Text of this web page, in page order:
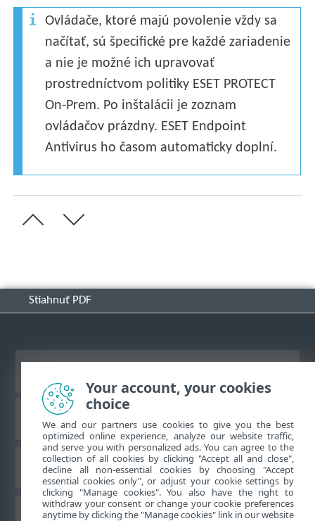
Ovládače, ktoré majú povolenie vždy sa
načítať, sú špecifické pre každé zariadenie
a nie je možné ich upravovať
prostredníctvom politiky ESET PROTECT
On-Prem. Po inštalácii je zoznam
ovládačov prázdny. ESET Endpoint
Antivirus ho časom automaticky doplní.
Stiahnuť PDF
Databáza znalostí ESET
ESET Fórum
Technická podpora
Your account, your cookies
choice
We and our partners use cookies to give you the best
optimized online experience, analyze our website traffic,
and serve you with personalized ads. You can agree to the
collection of all cookies by clicking "Accept all and close",
decline all non-essential cookies by choosing "Accept
essential cookies only", or adjust your cookie settings by
clicking "Manage cookies". You also have the right to
withdraw your consent or change your cookie preferences
anytime by clicking the "Manage cookies" link in our website